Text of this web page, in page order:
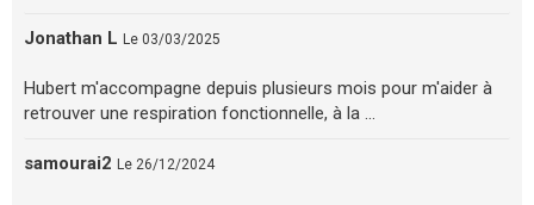
Jonathan L Le 03/03/2025
Hubert m'accompagne depuis plusieurs mois pour m'aider à
retrouver une respiration fonctionnelle, à la ...
samourai2 Le 26/12/2024